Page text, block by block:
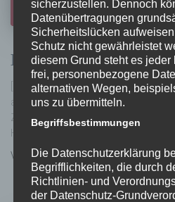
Denken erlaubt
[ denken } erlaubt ] Bücher am Puls
aufbereitetes Wissen in kurzer Zeit –
Zukunftsszenarien aufnehmen
Hippocampus mit Autorin Gertraud
Von Anja Schneider, vor7 Jahren
sicherzustellen. Dennoch
Datenübertragungen
Sicherheitslücken
Schutz nicht gewährleistet
diesem Grund steht es jeder
frei, personenbezogene
alternativen Wegen,
uns zu übermitteln.
Begriffsbestimmungen
Die Datenschutzerklärung
Begrifflichkeiten, die durch
Richtlinien- und
der Datenschutz-